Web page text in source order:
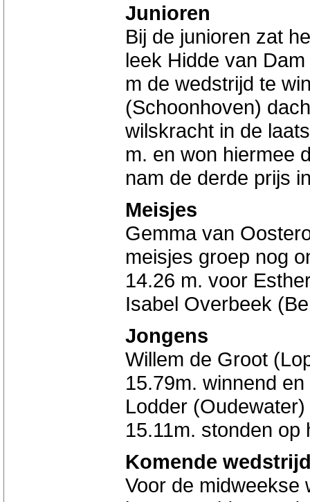
Junioren
Bij de junioren zat
leek Hidde van
m de wedstrijd te
(Schoonhoven)
wilskracht in de
m. en won hiermee
nam de derde prijs
Meisjes
Gemma van
meisjes groep nog
14.26 m. voor
Isabel Overbeek
Jongens
Willem de Groot
15.79m. winnend
Lodder
15.11m. stonden op
Komende
Voor de midweekse